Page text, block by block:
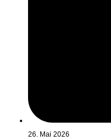
26. Mai 2026